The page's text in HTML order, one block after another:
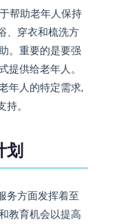
帮助老年人保持
、穿衣和梳洗方
。重要的是要强
提供给老年人。
年人的特定需求,
。
划
务方面发挥着至
教育机会以提高